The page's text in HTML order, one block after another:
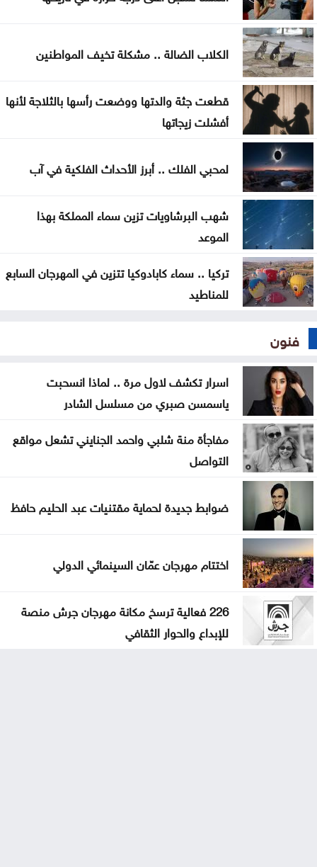
صاروخ فالكون 9 في فهم أسرار القمر
الكلاب الضالة .. مشكلة تخيف المواطنين
قطعت جثة والدتها ووضعت رأسها بالثلاجة لأنها
أفشلت زيجاتها
لمحبي الفلك .. أبرز الأحداث الفلكية في آب
شهب البرشاويات تزين سماء المملكة بهذا
الموعد
تركيا .. سماء كابادوكيا تتزين في المهرجان السابع
للمناطيد
فنون
اسرار تكشف لاول مرة .. لماذا انسحبت
ياسمسن صبري من مسلسل الشادر
مفاجأة منة شلبي واحمد الجنايني تشعل مواقع
التواصل
ضوابط جديدة لحماية مقتنيات عبد الحليم حافظ
اختتام مهرجان عمّان السينمائي الدولي
226 فعالية ترسخ مكانة مهرجان جرش منصة
للإبداع والحوار الثقافي